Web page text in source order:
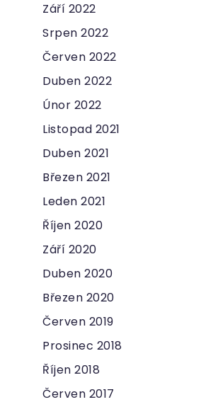
Září 2022
Srpen 2022
Červen 2022
Duben 2022
Únor 2022
Listopad 2021
Duben 2021
Březen 2021
Leden 2021
Říjen 2020
Září 2020
Duben 2020
Březen 2020
Červen 2019
Prosinec 2018
Říjen 2018
Červen 2017